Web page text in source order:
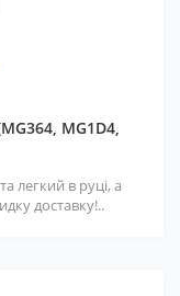
MG1D4,
легкий в руці, а
доставку!..